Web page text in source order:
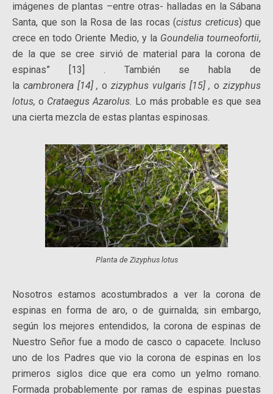
imágenes de plantas –entre otras- halladas en la Sábana
Santa, que son la Rosa de las rocas (cistus creticus) que
crece en todo Oriente Medio, y la Goundelia tourneofortii,
de la que se cree sirvió de material para la corona de
espinas” [13] . También se habla de
la cambronera [14] ,ozizyphus vulgaris [15] ,ozizyphus
lotus,o Crataegus Azarolus. Lo más probable es que sea
una cierta mezcla de estas plantas espinosas.
Planta de Zizyphus lotus
Nosotros estamos acostumbrados a ver la corona de
espinas en forma de aro, o de guirnalda; sin embargo,
según los mejores entendidos, la corona de espinas de
Nuestro Señor fue a modo de casco o capacete. Incluso
uno de los Padres que vio la corona de espinas en los
primeros siglos dice que era como un yelmo romano.
Formada probablemente por ramas de espinas puestas